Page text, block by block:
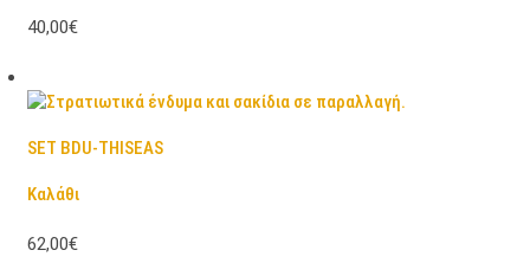
40,00€
SET BDU-THISEAS
Καλάθι
62,00€